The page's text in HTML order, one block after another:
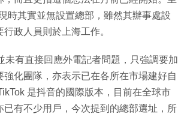
時其實並無設置總部，雖然其辦事處設
政人員則於上海工作。
未有直接回應外電記者問題，只強調要加
強化團隊，亦表示已在各所在市場建好自
是抖音的國際版本，目前在全球市
已有不少用戶，今次提到的總部選址，所